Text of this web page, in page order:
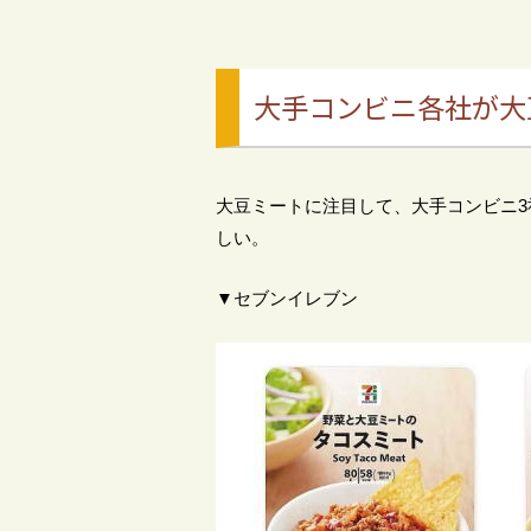
大手コンビニ各社が
大豆ミートに注目して、大手コンビニ
しい。
▼セブンイレブン